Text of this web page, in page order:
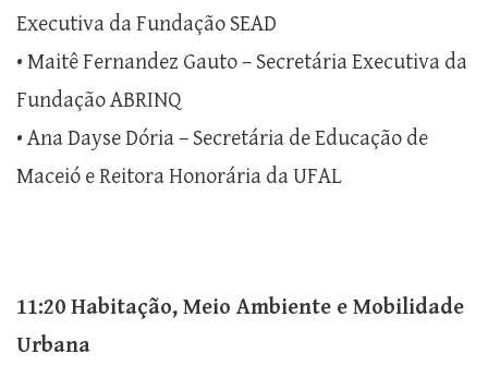
Executiva da Fundação SEAD
• Maitê Fernandez Gauto – Secretária Executiva da
Fundação ABRINQ
• Ana Dayse Dória – Secretária de Educação de
Maceió e Reitora Honorária da UFAL
11:20 Habitação, Meio Ambiente e Mobilidade
Urbana